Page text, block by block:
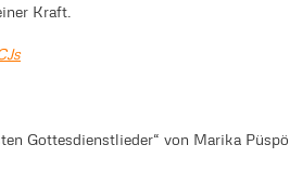
Kraft.
Gottesdienstlieder“ von Marika